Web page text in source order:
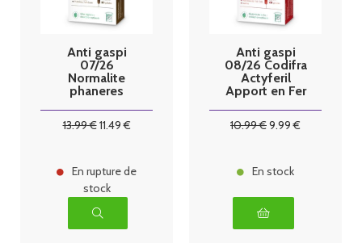
Anti gaspi
07/26
Normalite
phaneres
13.99€11.49€
En rupture de
stock
Anti gaspi
08/26 Codifra
Actyferil
Apport en Fer
10.99€9.99 €
En stock